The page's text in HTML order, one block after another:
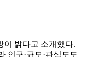
이 밝다고 소개했다.
인구·규모·관심도도